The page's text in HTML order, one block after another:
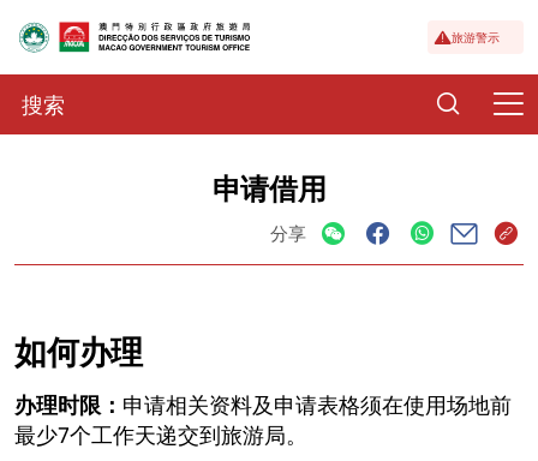
旅游警示
申请借用
分享
如何办理
办理时限： 申请相关资料及申请表格须在使用场地前
最少7个工作天递交到旅游局。